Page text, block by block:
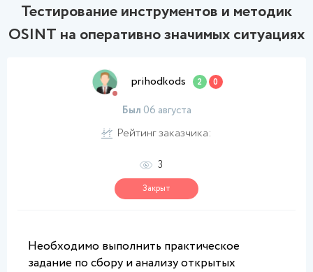
Тестирование инструментов и методик
OSINT на оперативно значимых ситуациях
prihodkods 2 0
Был 06 августа
Рейтинг заказчика:
3
Закрыт
Необходимо выполнить практическое
задание по сбору и анализу открытых